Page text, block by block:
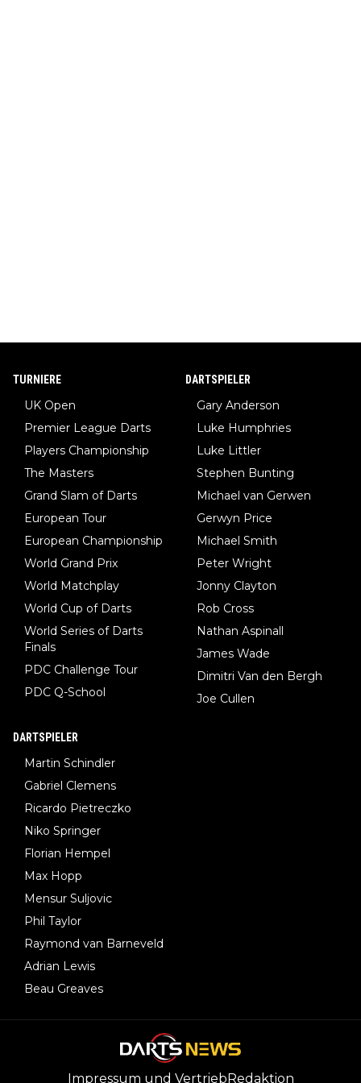
TURNIERE
UK Open
Premier League Darts
Players Championship
The Masters
Grand Slam of Darts
European Tour
European Championship
World Grand Prix
World Matchplay
World Cup of Darts
World Series of Darts
Finals
PDC Challenge Tour
PDC Q-School
DARTSPIELER
Gary Anderson
Luke Humphries
Luke Littler
Stephen Bunting
Michael van Gerwen
Gerwyn Price
Michael Smith
Peter Wright
Jonny Clayton
Rob Cross
Nathan Aspinall
James Wade
Dimitri Van den Bergh
Joe Cullen
DARTSPIELER
Martin Schindler
Gabriel Clemens
Ricardo Pietreczko
Niko Springer
Florian Hempel
Max Hopp
Mensur Suljovic
Phil Taylor
Raymond van Barneveld
Adrian Lewis
Beau Greaves
Impressum und Vertrieb Redaktion